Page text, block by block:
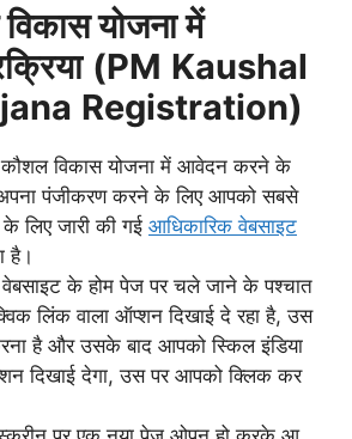
योजना में
(PM Kaushal
Registration)
कौशल विकास योजना में आवेदन करने के
अपना पंजीकरण करने के लिए आपको सबसे
लिए जारी की गई आधिकारिक वेबसाइट
है।
के होम पेज पर चले जाने के पश्चात
लिंक वाला ऑप्शन दिखाई दे रहा है, उस
है और उसके बाद आपको स्किल इंडिया
दिखाई देगा, उस पर आपको क्लिक कर